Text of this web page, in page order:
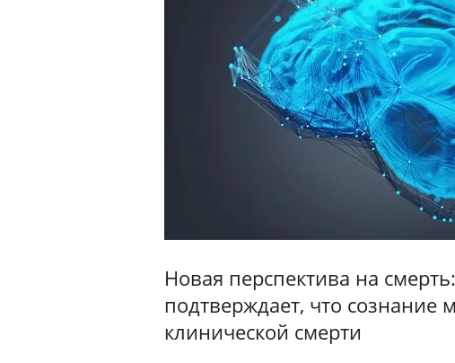
Новая перспектива на
подтверждает, что сознание
клинической смерти